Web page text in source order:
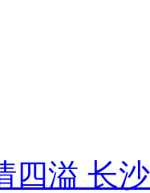
四溢 长